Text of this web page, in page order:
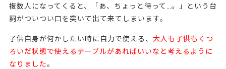
複数人になってくると、「あ、ちょっと待って…。」という台
詞がついつい口を突いて出て来てしまいます。
子供自身が何かしたい時に自力で使える、 大人も子供もくつ
ろいだ状態で使えるテーブルがあればいいなと考えるように
なりました。